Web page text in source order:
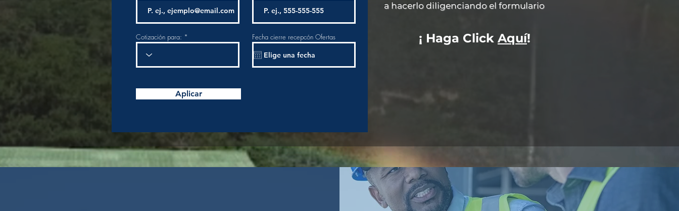
Cotización para: Fecha cierre recepcón Ofertas
Aplicar
a hacerlo diligenciando el formulario
¡ Haga Click Aquí!